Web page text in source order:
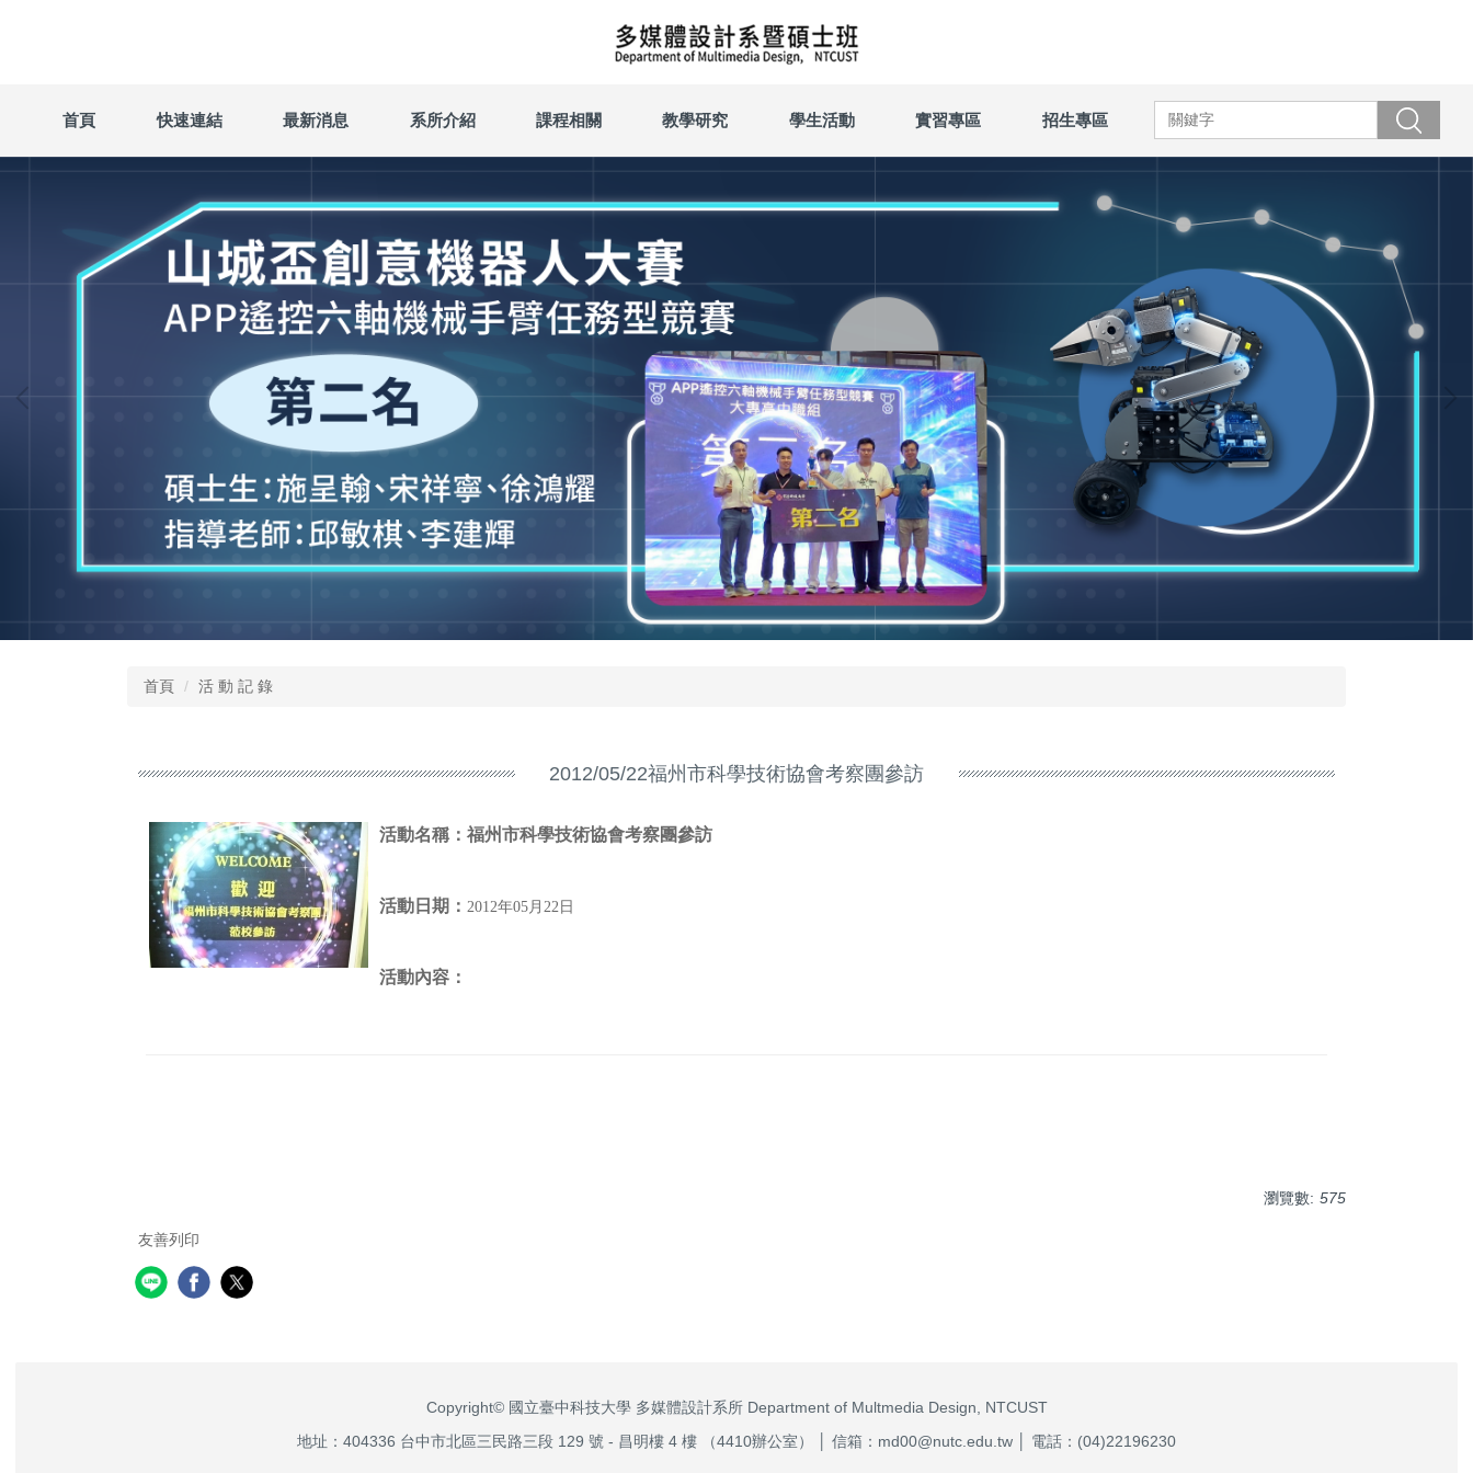
區
首頁 快速連結 最新消息 系所介紹 課程相關 教學研究 學生活動 實習專區 招生專區 搜尋
首頁 活 動 記 錄
2012/05/22福州市科學技術協會考察團參訪
活動名稱： 福州市科學技術協會考察團參訪
活動日期： 2012年05月22日
活動內容：
瀏覽數: 575
友善列印
Copyright© 國立臺中科技大學 多媒體設計系所 Department of Multmedia Design, NTCUST
地址：404336 台中市北區三民路三段 129 號 - 昌明樓 4 樓 （4410辦公室） │ 信箱：md00@nutc.edu.tw │ 電話：(04)22196230